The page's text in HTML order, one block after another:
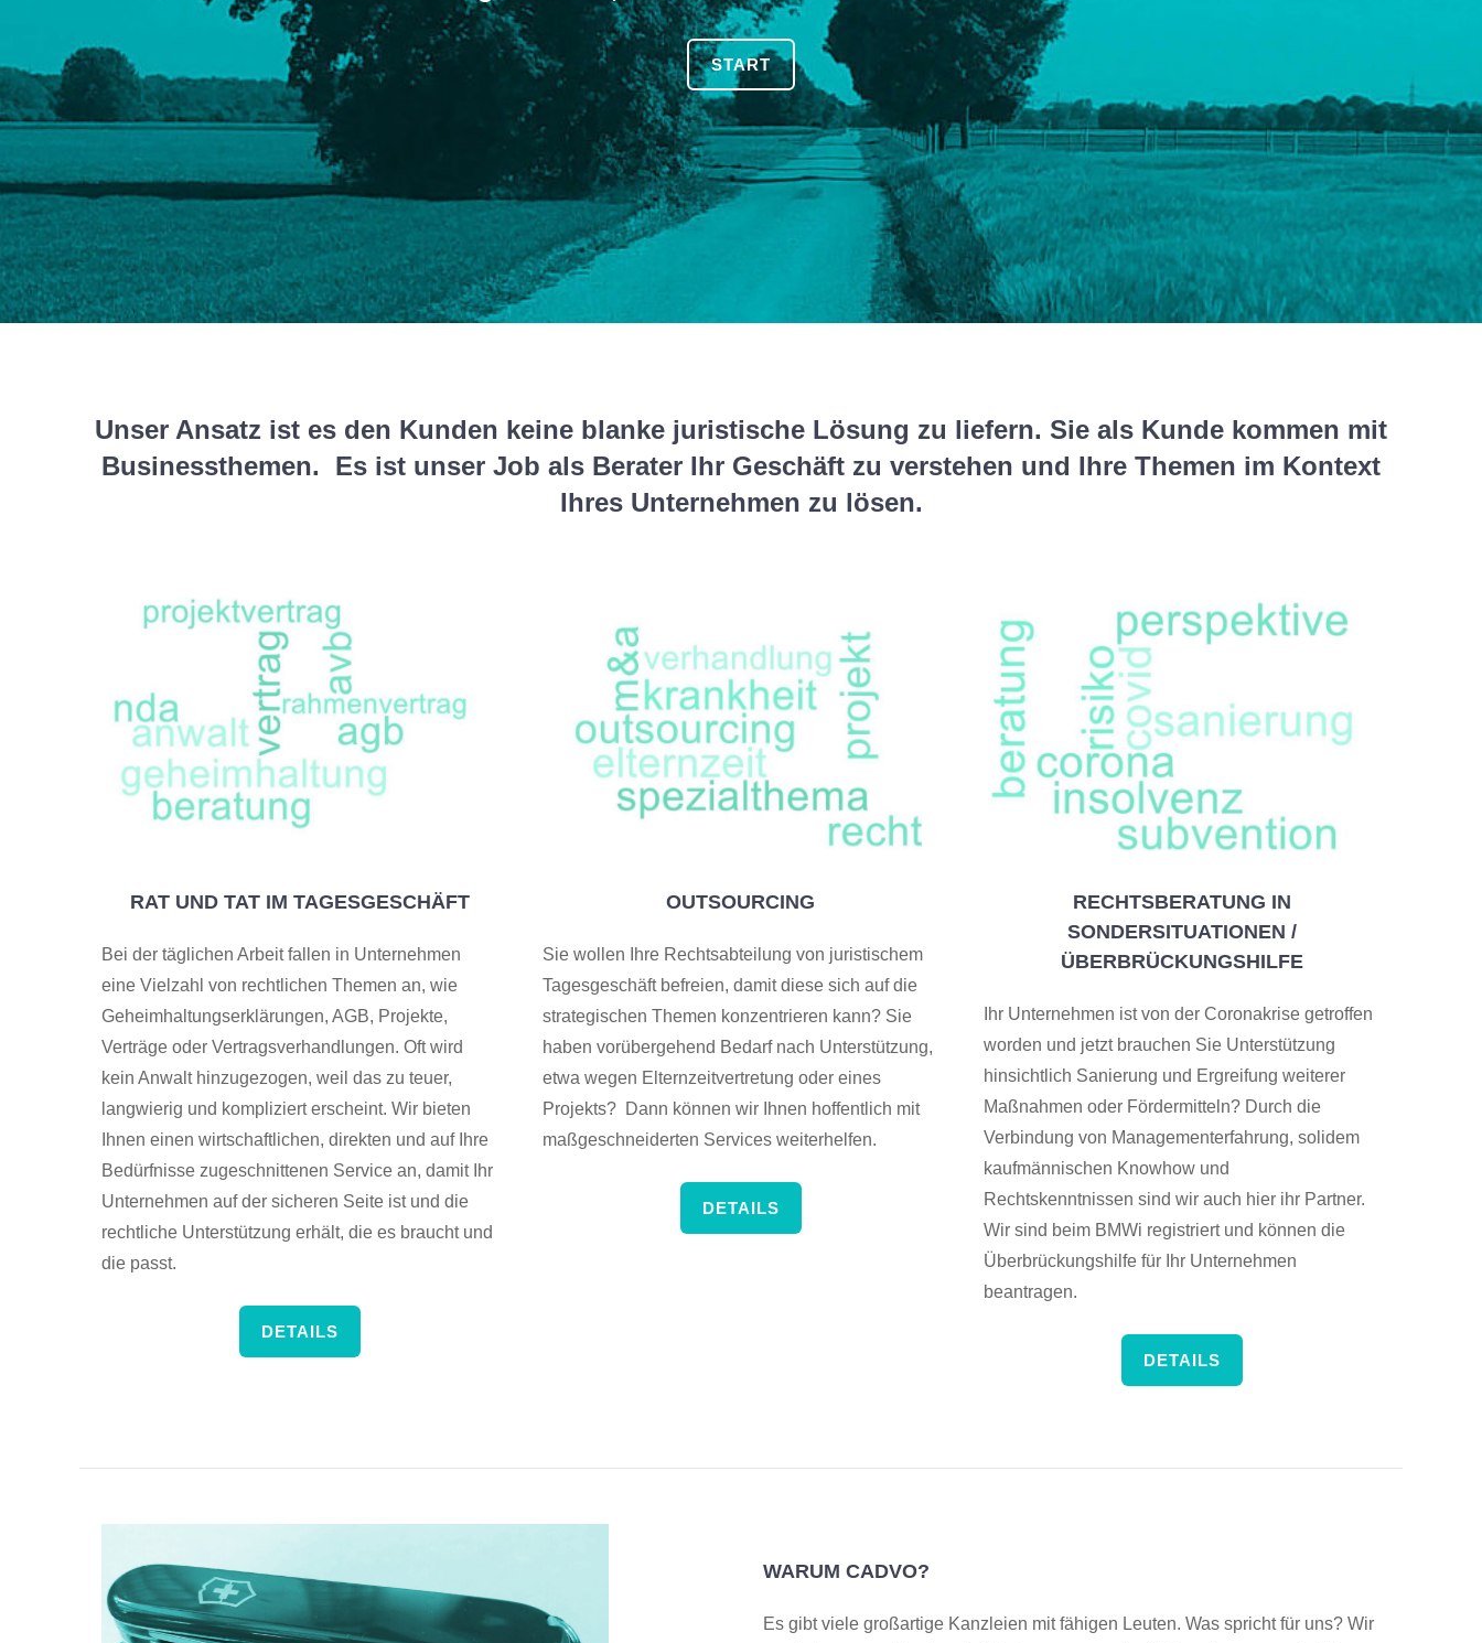
START
Unser Ansatz ist es den Kunden keine blanke juristische Lösung zu liefern. Sie als Kunde kommen mit
Businessthemen. Es ist unser Job als Berater Ihr Geschäft zu verstehen und Ihre Themen im Kontext
Ihres Unternehmen zu lösen.
RAT UND TAT IM TAGESGESCHÄFT
Bei der täglichen Arbeit fallen in Unternehmen
eine Vielzahl von rechtlichen Themen an, wie
Geheimhaltungserklärungen, AGB, Projekte,
Verträge oder Vertragsverhandlungen. Oft wird
kein Anwalt hinzugezogen, weil das zu teuer,
langwierig und kompliziert erscheint. Wir bieten
Ihnen einen wirtschaftlichen, direkten und auf Ihre
Bedürfnisse zugeschnittenen Service an, damit Ihr
Unternehmen auf der sicheren Seite ist und die
rechtliche Unterstützung erhält, die es braucht und
die passt.
DETAILS
OUTSOURCING
Sie wollen Ihre Rechtsabteilung von juristischem
Tagesgeschäft befreien, damit diese sich auf die
strategischen Themen konzentrieren kann? Sie
haben vorübergehend Bedarf nach Unterstützung,
etwa wegen Elternzeitvertretung oder eines
Projekts? Dann können wir Ihnen hoffentlich mit
maßgeschneiderten Services weiterhelfen.
DETAILS
RECHTSBERATUNG IN
SONDERSITUATIONEN /
ÜBERBRÜCKUNGSHILFE
Ihr Unternehmen ist von der Coronakrise getroffen
worden und jetzt brauchen Sie Unterstützung
hinsichtlich Sanierung und Ergreifung weiterer
Maßnahmen oder Fördermitteln? Durch die
Verbindung von Managementerfahrung, solidem
kaufmännischen Knowhow und
Rechtskenntnissen sind wir auch hier ihr Partner.
Wir sind beim BMWi registriert und können die
Überbrückungshilfe für Ihr Unternehmen
beantragen.
DETAILS
WARUM CADVO?
Es gibt viele großartige Kanzleien mit fähigen Leuten. Was spricht für uns? Wir